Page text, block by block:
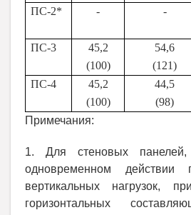
ПС-2* - -
ПС-3
45,2
(100)
54,6
(121)
ПС-4
45,2
(100)
44,5
(98)
Примечания:
1. Для стеновых
одновременном действии
вертикальных нагрузок,
горизонтальных